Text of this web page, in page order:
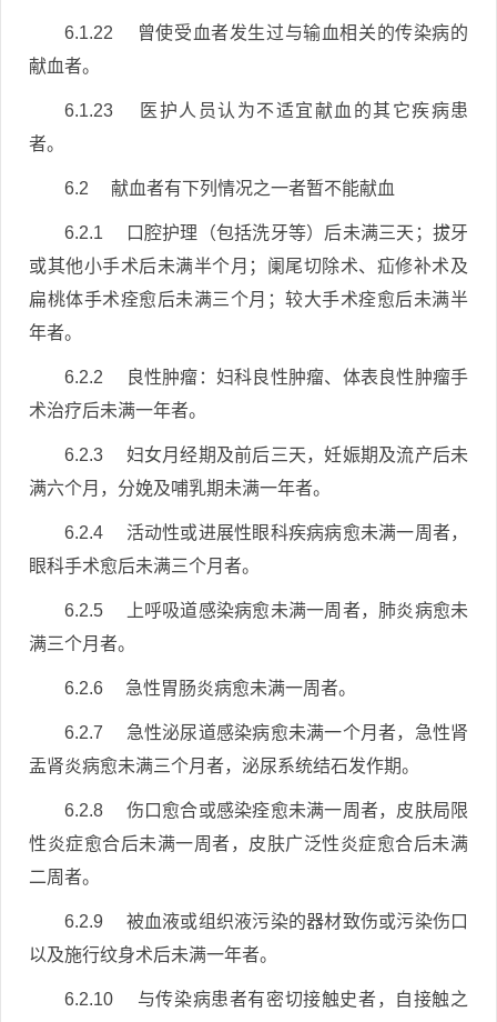
6.1.22 曾使受血者发生过与输血相关的传染病的
献血者。
6.1.23 医护人员认为不适宜献血的其它疾病患
者。
6.2 献血者有下列情况之一者暂不能献血
6.2.1 口腔护理（包括洗牙等）后未满三天；拔牙
或其他小手术后未满半个月；阑尾切除术、疝修补术及
扁桃体手术痊愈后未满三个月；较大手术痊愈后未满半
年者。
6.2.2 良性肿瘤：妇科良性肿瘤、体表良性肿瘤手
术治疗后未满一年者。
6.2.3 妇女月经期及前后三天，妊娠期及流产后未
满六个月，分娩及哺乳期未满一年者。
6.2.4 活动性或进展性眼科疾病病愈未满一周者，
眼科手术愈后未满三个月者。
6.2.5 上呼吸道感染病愈未满一周者，肺炎病愈未
满三个月者。
6.2.6 急性胃肠炎病愈未满一周者。
6.2.7 急性泌尿道感染病愈未满一个月者，急性肾
盂肾炎病愈未满三个月者，泌尿系统结石发作期。
6.2.8 伤口愈合或感染痊愈未满一周者，皮肤局限
性炎症愈合后未满一周者，皮肤广泛性炎症愈合后未满
二周者。
6.2.9 被血液或组织液污染的器材致伤或污染伤口
以及施行纹身术后未满一年者。
6.2.10 与传染病患者有密切接触史者，自接触之